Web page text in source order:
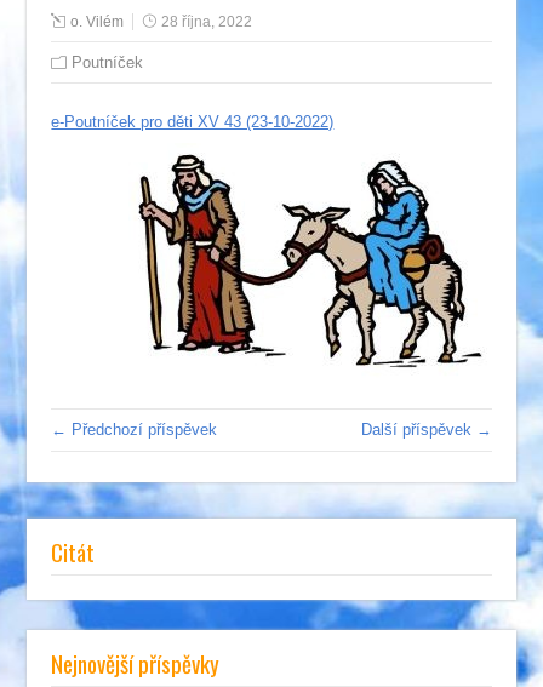
o. Vilém 28 října, 2022
Poutníček
e-Poutníček pro děti XV 43 (23-10-2022)
← Předchozí příspěvek Další příspěvek →
Citát
Nejnovější příspěvky